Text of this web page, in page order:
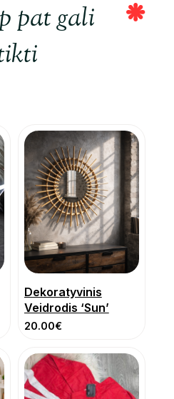
pat gali
Dekoratyvinis
Veidrodis ‘Sun’
20.00€